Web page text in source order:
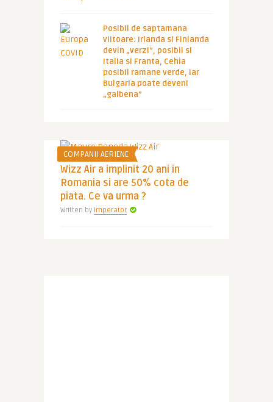
Posibil de saptamana
viitoare: Irlanda si Finlanda
devin „verzi”, posibil si
Italia si Franta, Cehia
posibil ramane verde, iar
Bulgaria poate deveni
„galbena”
COMPANII AERIENE
Wizz Air a implinit 20 ani in
Romania si are 50% cota de
piata. Ce va urma ?
Written by Imperator